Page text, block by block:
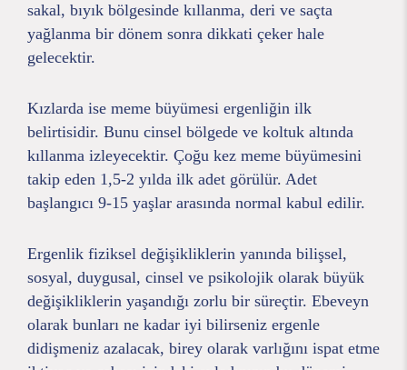
sakal, bıyık bölgesinde kıllanma, deri ve saçta
yağlanma bir dönem sonra dikkati çeker hale
gelecektir.
Kızlarda ise meme büyümesi ergenliğin ilk
belirtisidir. Bunu cinsel bölgede ve koltuk altında
kıllanma izleyecektir. Çoğu kez meme büyümesini
takip eden 1,5-2 yılda ilk adet görülür. Adet
başlangıcı 9-15 yaşlar arasında normal kabul edilir.
Ergenlik fiziksel değişikliklerin yanında bilişsel,
sosyal, duygusal, cinsel ve psikolojik olarak büyük
değişikliklerin yaşandığı zorlu bir süreçtir. Ebeveyn
olarak bunları ne kadar iyi bilirseniz ergenle
didişmeniz azalacak, birey olarak varlığını ispat etme